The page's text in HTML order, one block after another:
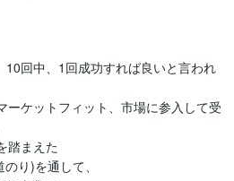
回中、1回成功すれば良いと言われ
ーケットフィット、市場に参入して受
踏まえた
り)を通して、